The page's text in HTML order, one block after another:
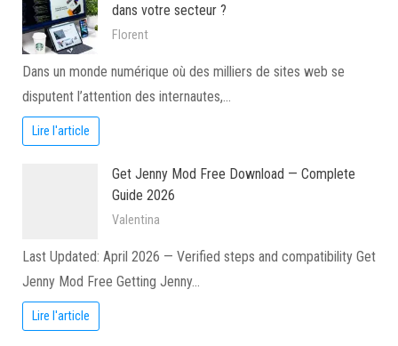
dans votre secteur ?
Florent
Dans un monde numérique où des milliers de sites web se
disputent l’attention des internautes,…
Lire l'article
Get Jenny Mod Free Download — Complete
Guide 2026
Valentina
Last Updated: April 2026 — Verified steps and compatibility Get
Jenny Mod Free Getting Jenny…
Lire l'article